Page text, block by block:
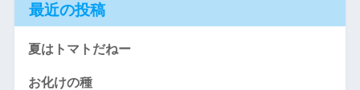
最近の投稿
夏はトマトだねー
お化けの種